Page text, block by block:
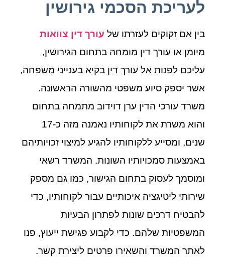
לעריכת הסכמי גירושין
בין אם זקוקים לעזרתו של עורך דין צוואות
מיומן או עורך דין מומחה בתחום הגירושין,
עליכם לפנות אל עורך דין בקיא בענייני משפחה,
אשר יספק סיוע משפטי מהשורה הראשונה.
משרד עורכי הדין ערן דוידוב מתמחה בתחום
והוא משרת את לקוחותיו נאמנה מזה כ-17
שנים, ומסייע ללקוחותיו להגיע למיצוי זכויותיהם
באמצעות סמכויותיו השונות. המשרד רשאי
ומוסמך לעסוק בתחום הגישור, כמו גם מספק
שירותי ליטיגציה איכותיים עבור לקוחותיו, כדי
להבטיח דרכים שונות לפתרון הבעיות
המשפטיות שלהם. כדי לקבוע פגישת ייעוץ, פנו
לאתר המשרד והשאירו פרטים ליצירת קשר.